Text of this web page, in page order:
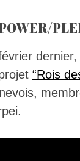
“Rois